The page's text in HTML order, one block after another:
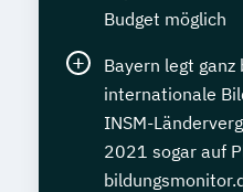
Budget möglich
Bayern legt
internationale
INSM-
2021 sogar auf